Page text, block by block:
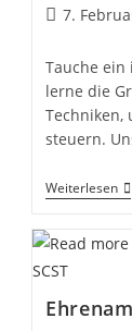
Beitrag
7.
Tauche ein
lerne die
Techniken,
steuern.
Weiterlesen